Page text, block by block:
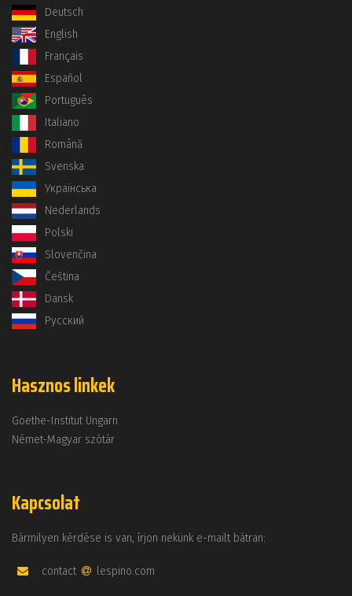
Deutsch
English
Français
Español
Português
Italiano
Română
Svenska
Українська
Nederlands
Polski
Slovenčina
Čeština
Dansk
Русский
Hasznos linkek
Goethe-Institut Ungarn
Német-Magyar szótár
Kapcsolat
Bármilyen kérdése is van, írjon nekünk e-mailt bátran:
contact lespino.com